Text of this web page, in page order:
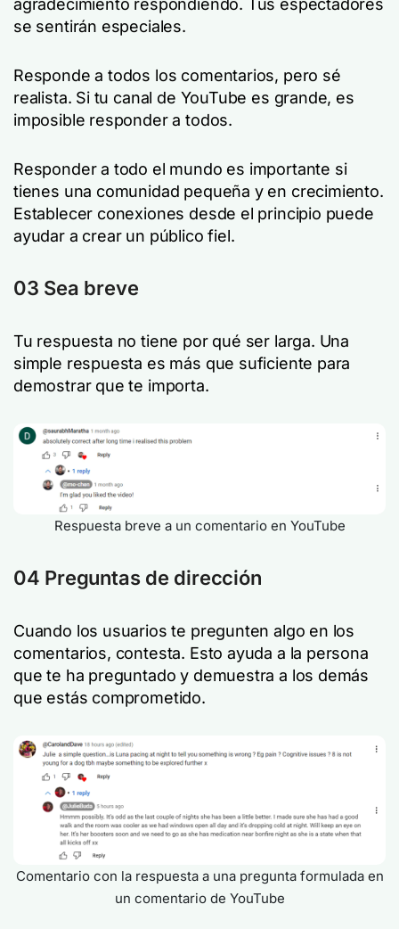
agradecimiento respondiendo. Tus espectadores
se sentirán especiales.
Responde a todos los comentarios, pero sé
realista. Si tu canal de YouTube es grande, es
imposible responder a todos.
Responder a todo el mundo es importante si
tienes una comunidad pequeña y en crecimiento.
Establecer conexiones desde el principio puede
ayudar a crear un público fiel.
03 Sea breve
Tu respuesta no tiene por qué ser larga. Una
simple respuesta es más que suficiente para
demostrar que te importa.
Respuesta breve a un comentario en YouTube
04 Preguntas de dirección
Cuando los usuarios te pregunten algo en los
comentarios, contesta. Esto ayuda a la persona
que te ha preguntado y demuestra a los demás
que estás comprometido.
Comentario con la respuesta a una pregunta formulada en
un comentario de YouTube